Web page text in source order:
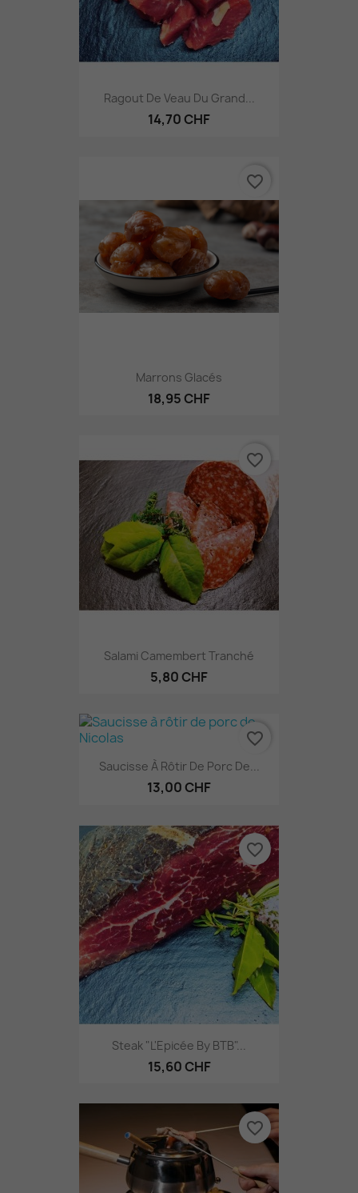
Ragout De Veau Du Grand...
14,70 CHF
Marrons Glacés
18,95 CHF
favorite_border
Salami Camembert Tranché
5,80 CHF
favorite_border
Saucisse À Rôtir De Porc De...
13,00 CHF
favorite_border
Steak "L'Epicée By BTB"...
15,60 CHF
favorite_border
favorite_border